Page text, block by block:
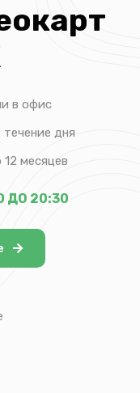
в офис
дня
месяцев
ДО 20:30